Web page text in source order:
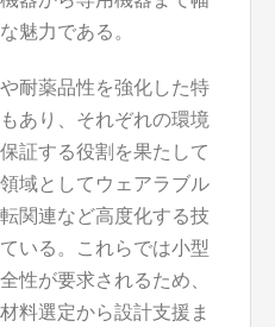
魅力である。
耐薬品性を強化した特
あり、それぞれの環境
証する役割を果たして
域としてウェアラブル
関連など高度化する技
いる。これらでは小型
性が要求されるため、
料選定から設計支援ま